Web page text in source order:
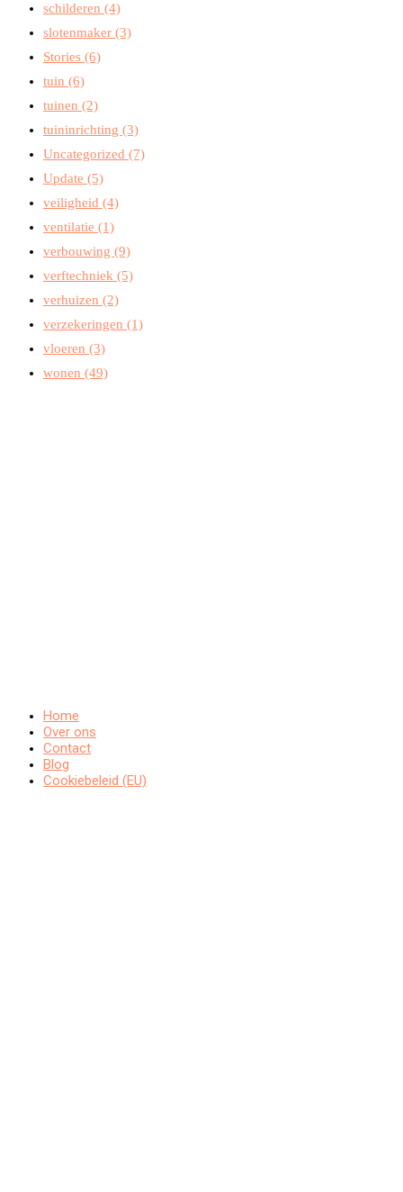
schilderen (4)
slotenmaker (3)
Stories (6)
tuin (6)
tuinen (2)
tuininrichting (3)
Uncategorized (7)
Update (5)
veiligheid (4)
ventilatie (1)
verbouwing (9)
verftechniek (5)
verhuizen (2)
verzekeringen (1)
vloeren (3)
wonen (49)
Home
Over ons
Contact
Blog
Cookiebeleid (EU)